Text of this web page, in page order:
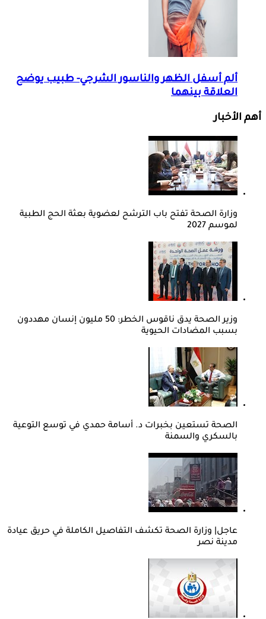
ألم أسفل الظهر والناسور الشرجي- طبيب يوضح
العلاقة بينهما
أهم الأخبار
وزارة الصحة تفتح باب الترشح لعضوية بعثة الحج الطبية
لموسم 2027
وزير الصحة يدق ناقوس الخطر: 50 مليون إنسان مهددون
بسبب المضادات الحيوية
الصحة تستعين بخبرات د. أسامة حمدي في توسع التوعية
بالسكري والسمنة
عاجل| وزارة الصحة تكشف التفاصيل الكاملة في حريق عيادة
مدينة نصر